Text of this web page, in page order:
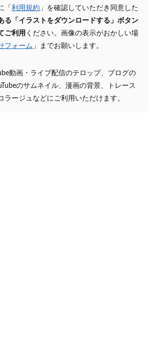
「 利用規約 」を確認していただき同意した
る「イラストをダウンロードする」ボタン
ご利用 ください。画像の表示がおかしい場
フォーム 」までお願いします。
動画・ライブ配信のテロップ、ブログの
のサムネイル、漫画の背景、トレース
ラージュなどにご利用いただけます。